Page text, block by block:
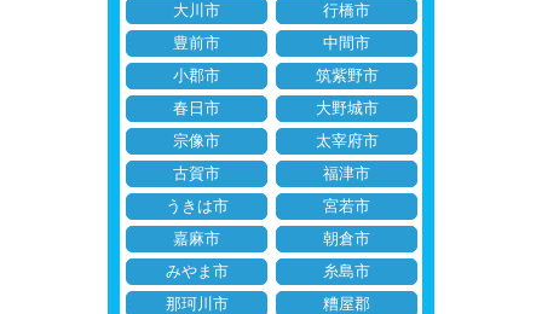
大川市
行橋市
豊前市
中間市
小郡市
筑紫野市
春日市
大野城市
宗像市
太宰府市
古賀市
福津市
うきは市
宮若市
嘉麻市
朝倉市
みやま市
糸島市
那珂川市
糟屋郡